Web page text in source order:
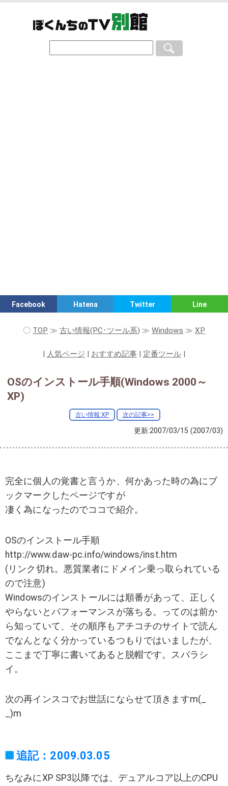
Facebook Hatena Twitter Line
〇 TOP ≫ 古い情報(PC･ツール系) ≫ Windows ≫ XP
| 人気ページ | おすすめ記事 | 定番ツール |
OSのインストール手順(Windows 2000～
XP)
古い情報:XP 次の記事>>
更新:2007/03/15 (2007/03)
完全に個人の覚書と言うか、何かあった時の為にブ
ックマークしたページですが
凄く為になったのでココで紹介。
OSのインストール手順
http://www.daw-pc.info/windows/inst.htm
(リンク切れ。悪質業者にドメイン乗っ取られている
ので注意)
Windowsのインストールには順番があって、正しく
やらないとパフォーマンスが落ちる。ってのは前か
ら知っていて、その順序もアチコチのサイトで読ん
でなんとなく分かっているつもりではいましたが、
ここまで丁寧に書いてあると脱帽です。スバラシ
イ。
次の再インスコでお世話にならせて頂きますm(_
_)m
追記：2009.03.05
ちなみにXP SP3以降では、デュアルコア以上のCPU